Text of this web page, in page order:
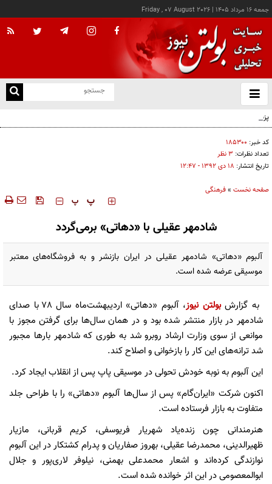
جمعه ۱۶ مرداد ۱۴۰۵ |
Friday , 07 August 2026
باز
و
پزشکیان: خدمت بی‌منت و مشارکت مردمی، پایه حل مشکلات کشور است
کد خبر: ۱۸۵۳۰۰
تعداد نظرات: ۳ نظر
تاریخ انتشار: ۱۸ دی ۱۳۹۲ - ۱۲:۴۷
صفحه نخست »فرهنگی
‍‍‍ پ پ
شادمهر عقیلی با «دهاتی» برمی‌گردد
آلبوم «دهاتی» شادمهر عقیلی در ایران بازنشر و به فروشگاه‌های معتبر
موسیقی عرضه شده است.
به گزارشبولتن نیوز
، آلبوم «دهاتی» اردیبهشت‌ماه سال 78 با صدای
شادمهر در بازار منتشر شده بود و در همان سال‌ها برای گرفتن مجوز با
موانعی از سوی وزارت ارشاد روبرو شد به طوری که شادمهر بارها مجبور
شد ترانه‌های این کار را بازخوانی و اصلاح کند.
این آلبوم به نوبه خودش تحولی در موسیقی پاپ پس از انقلاب ایجاد کرد.
اکنون شرکت «ایران‌گام» پس از سال‌ها آلبوم «دهاتی» را با طراحی جلد
متفاوت به بازار فرستاده است.
هنرمندانی چون زنده‌یاد شهریار فریوسفی، کریم قربانی، مازیار
ظهیرالدینی، محمدرضا عقیلی، بهروز صفاریان و پدرام کشتکار در این آلبوم
نوازندگی کرده‌اند و اشعار محمدعلی بهمنی، نیلوفر لاری‌پور و جلال
ابوالمعصومی در این اثر خوانده شده است.